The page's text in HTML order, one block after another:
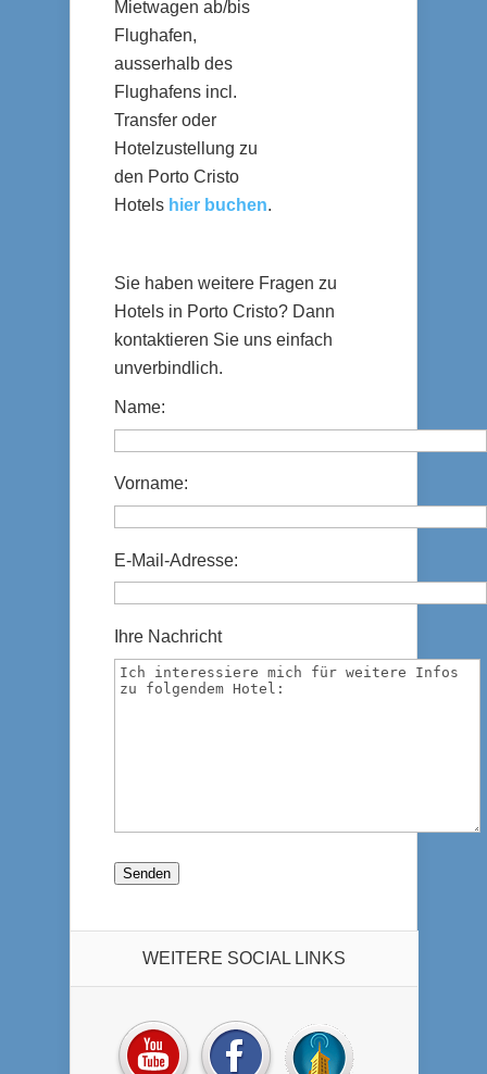
Mietwagen ab/bis
Flughafen,
ausserhalb des
Flughafens incl.
Transfer oder
Hotelzustellung zu
den Porto Cristo
Hotels hier buchen.
Sie haben weitere Fragen zu
Hotels in Porto Cristo? Dann
kontaktieren Sie uns einfach
unverbindlich.
Name:
Vorname:
E-Mail-Adresse:
Ihre Nachricht
WEITERE SOCIAL LINKS